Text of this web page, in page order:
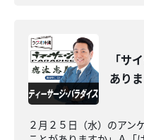
「サ
ありま
２月２５日（水）のアン